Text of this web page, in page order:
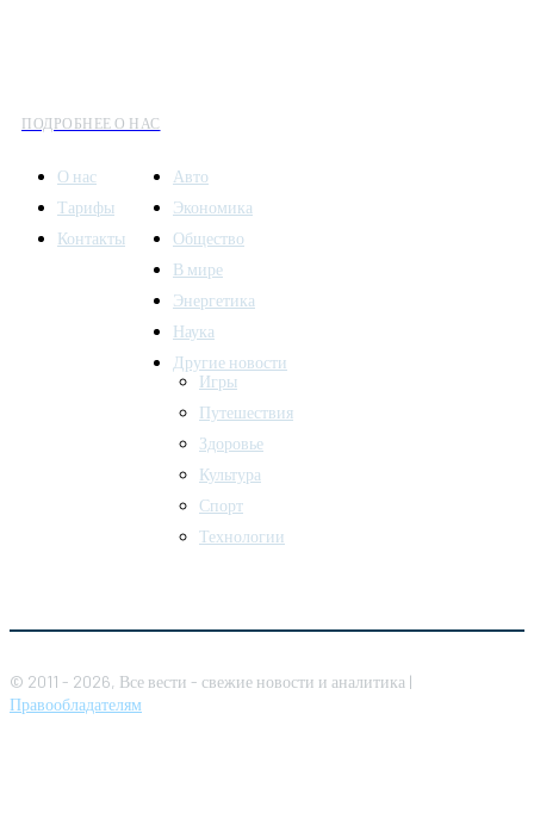
ПОДРОБНЕЕ О НАС
О нас
Тарифы
Контакты
Авто
Экономика
Общество
В мире
Энергетика
Наука
Другие новости
Игры
Путешествия
Здоровье
Культура
Спорт
Технологии
© 2011 - 2026, Все вести - свежие новости и аналитика |
Правообладателям